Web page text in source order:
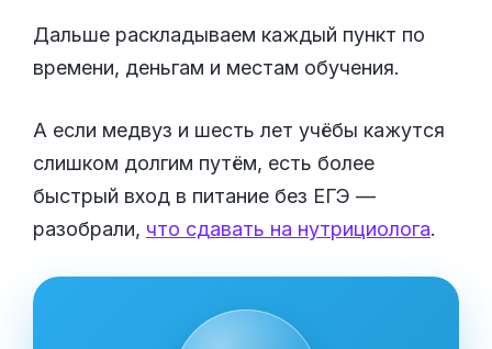
Дальше раскладываем каждый пункт по
времени, деньгам и местам обучения.
А если медвуз и шесть лет учёбы кажутся
слишком долгим путём, есть более
быстрый вход в питание без ЕГЭ —
разобрали, что сдавать на нутрициолога.